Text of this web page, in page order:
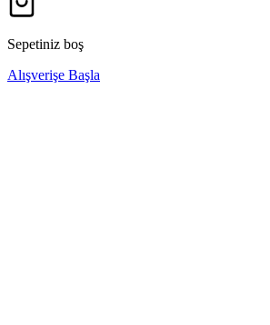
Sepetiniz boş
Alışverişe Başla